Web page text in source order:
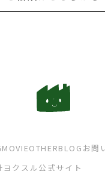
MOVIEOTHERBLOG お問
ヨクスル公式サイト